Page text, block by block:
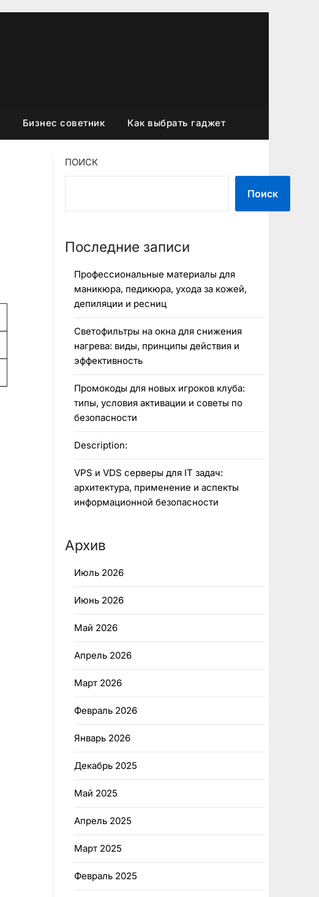
Бизнес советник Как выбрать гаджет
ПОИСК
Поиск
Последние записи
Профессиональные материалы для
маникюра, педикюра, ухода за кожей,
депиляции и ресниц
Светофильтры на окна для снижения
нагрева: виды, принципы действия и
эффективность
Промокоды для новых игроков клуба:
типы, условия активации и советы по
безопасности
Description:
VPS и VDS серверы для IT задач:
архитектура, применение и аспекты
информационной безопасности
Архив
Июль 2026
Июнь 2026
Май 2026
Апрель 2026
Март 2026
Февраль 2026
Январь 2026
Декабрь 2025
Май 2025
Апрель 2025
Март 2025
Февраль 2025